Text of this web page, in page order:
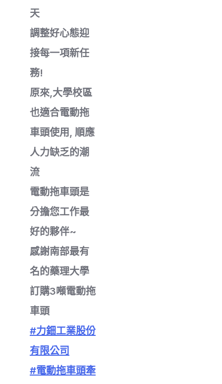
天
調整好心態迎
接每一項新任
務!
原來,大學校區
也適合電動拖
車頭使用, 順應
人力缺乏的潮
流
電動拖車頭是
分擔您工作最
好的夥伴~
感謝南部最有
名的藥理大學
訂購3噸電動拖
車頭
#力鈿工業股份
有限公司
#電動拖車頭牽